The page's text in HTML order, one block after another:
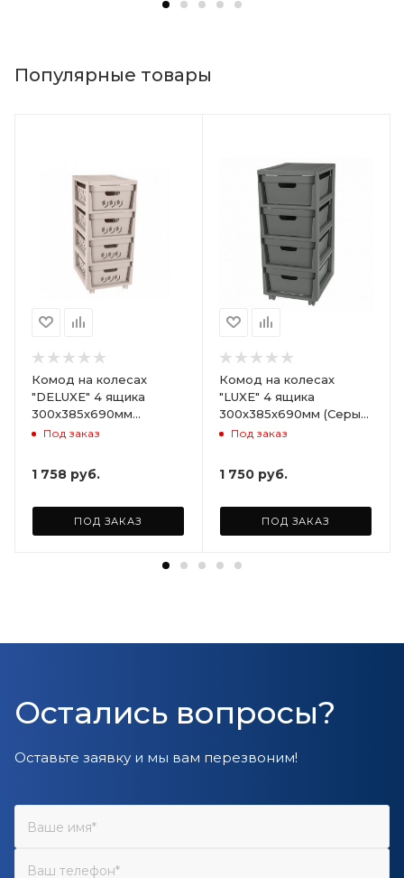
Популярные товары
Комод на колесах
"DELUXE" 4 ящика
300х385х690мм
(Светло-бежевый)
Под заказ
1 758 руб.
ПОД ЗАКАЗ
Комод на колесах
"LUXE" 4 ящика
300х385х690мм (Серый)
ARD258086
Под заказ
1 750 руб.
ПОД ЗАКАЗ
Остались вопросы?
Оставьте заявку и мы вам перезвоним!